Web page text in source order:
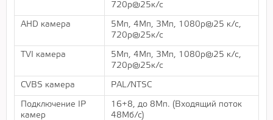
720р@25к/с
AHD камера
5Mп, 4Mп, 3Mп, 1080р@25 к/с,
720р@25к/с
TVI камера
5Mп, 4Mп, 3Mп, 1080р@25 к/с,
720р@25к/с
CVBS камера PAL/NTSC
Подключение IP
камер
16+8, до 8Мп. (Входящий поток
48Мб/с)